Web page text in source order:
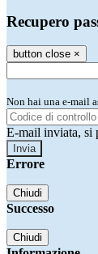
Recupero
button close ×
Non hai una e-mail
E-mail inviata, si
Errore
Chiudi
Successo
Chiudi